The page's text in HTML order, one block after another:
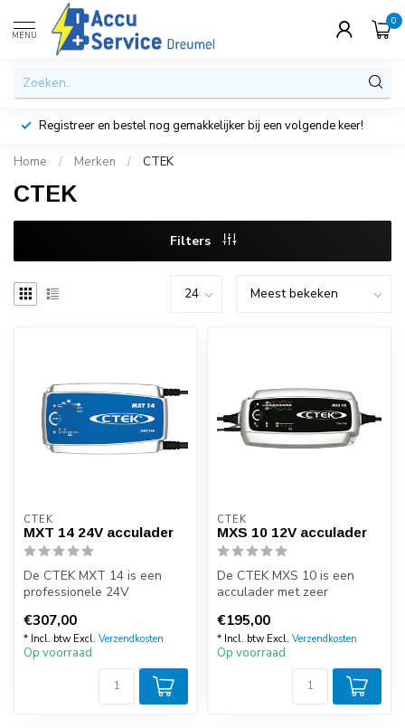
MENU
0
Registreer en bestel nog gemakkelijker bij een volgende keer!
Home / Merken / CTEK
CTEK
Filters
CTEK
MXT 14 24V acculader
De CTEK MXT 14 is een
professionele 24V
commerciële v...
€307,00
* Incl. btw Excl. Verzendkosten
Op voorraad
CTEK
MXS 10 12V acculader
De CTEK MXS 10 is een
acculader met zeer
zeer geschikt...
€195,00
* Incl. btw Excl. Verzendkosten
Op voorraad